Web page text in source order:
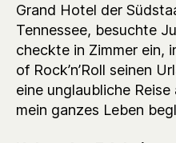
Grand Hotel der
Tennessee, besuchte
checkte in Zimmer ein,
of Rock’n’Roll seinen
eine unglaubliche
mein ganzes Leben